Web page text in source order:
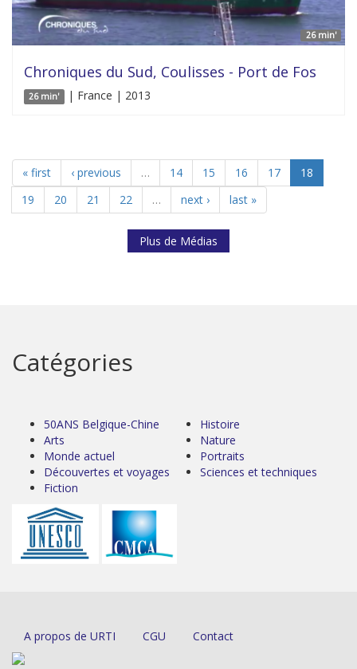
26 min'
Chroniques du Sud, Coulisses - Port de Fos
26 min' | France | 2013
« first ‹ previous … 14 15 16 17
18
19
20 21 22 … next › last »
Plus de Médias
Catégories
50ANS Belgique-Chine
Arts
Monde actuel
Découvertes et voyages
Fiction
Histoire
Nature
Portraits
Sciences et techniques
A propos de URTI CGU Contact